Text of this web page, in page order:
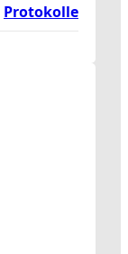
Protokolle